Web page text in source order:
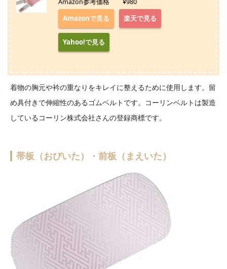
Amazonで見る 楽天で見る
Yahoo!で見る
着物の胸元や衿の重なりをキレイに整えるために使用します。留
め具付きで伸縮性のあるゴムベルトです。コーリンベルトは製造
しているコーリン株式会社さんの登録商標です。
帯板（おびいた）・前板（まえいた）